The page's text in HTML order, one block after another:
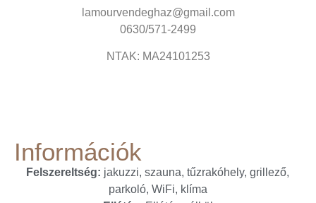
lamourvendeghaz@gmail.com
0630/571-2499
NTAK: MA24101253
Információk
Felszereltség: jakuzzi, szauna, tűzrakóhely, grillező,
parkoló, WiFi, klíma